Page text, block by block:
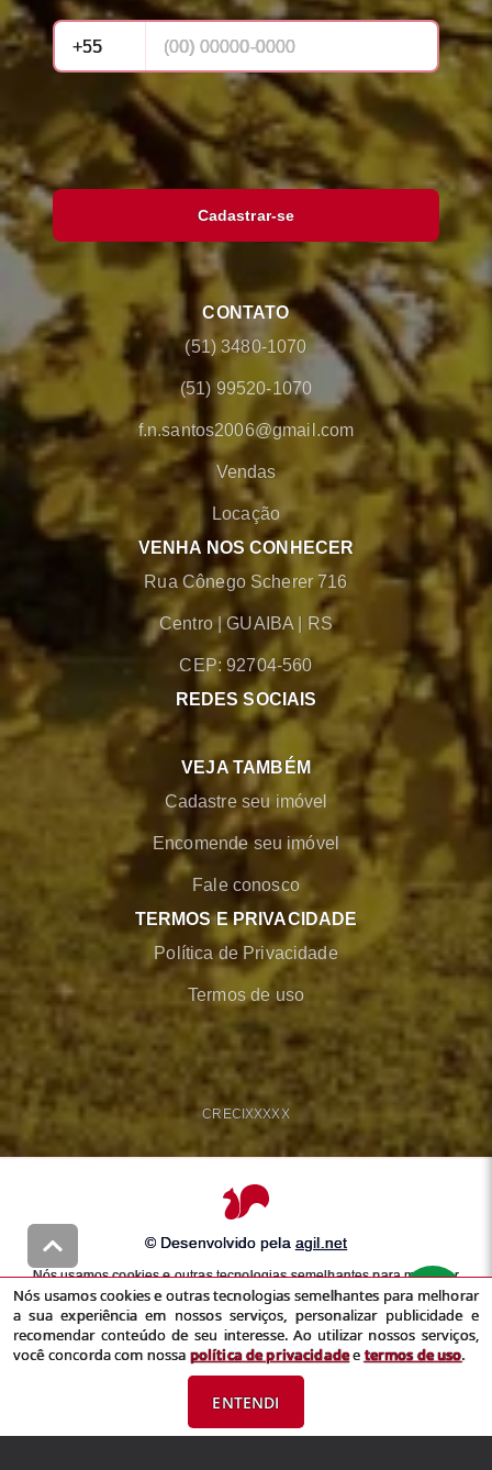
Cadastrar-se
CONTATO
(51) 3480-1070
(51) 99520-1070
f.n.santos2006@gmail.com
Vendas
Locação
VENHA NOS CONHECER
Rua Cônego Scherer 716
Centro |GUAIBA RS
CEP: 92704-560
REDES SOCIAIS
VEJA TAMBÉM
Cadastre seu imóvel
Encomende seu imóvel
Fale conosco
TERMOS E PRIVACIDADE
Política de Privacidade
Termos de uso
CRECIXXXXX
© Desenvolvido pela agil.net
Nós usamos cookies e outras tecnologias semelhantes para melhorar
a sua experiência em nossos serviços, personalizar publicidade e
recomendar conteúdo de seu interesse. Ao utilizar nossos serviços,
você concorda com nossapolítica de privacidadeetermos de uso
Nós usamos cookies e outras tecnologias semelhantes para melhorar
a sua experiência em nossos serviços, personalizar publicidade e
recomendar conteúdo de seu interesse. Ao utilizar nossos serviços,
você concorda com nossa política de privacidadeetermos de uso.
ENTENDI